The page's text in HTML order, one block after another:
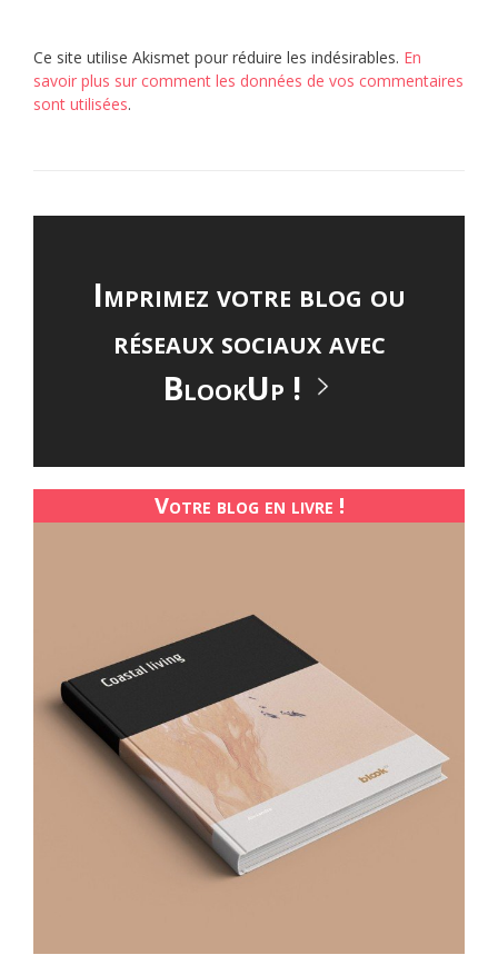
Ce site utilise Akismet pour réduire les indésirables. En
savoir plus sur comment les données de vos commentaires
sont utilisées.
Imprimez votre blog ou
réseaux sociaux avec
BlookUp !
Votre blog en livre !